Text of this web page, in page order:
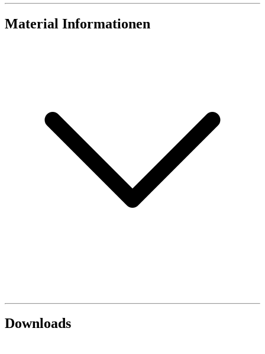
Material Informationen
Downloads